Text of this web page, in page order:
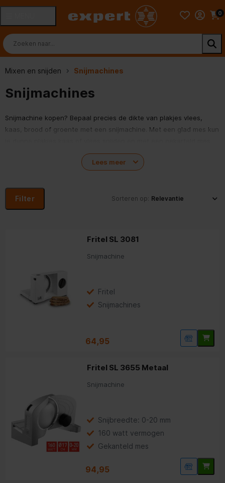
0
Mixen en snijden Snijmachines
Snijmachines
Snijmachine kopen? Bepaal precies de dikte van plakjes vlees,
kaas, brood of groente met een snijmachine. Met een glad mes kun
groente en brood. De snijdikte is makkelijk in te stellen. Bestel een
snijmachine bij Expert.nl of laat je adviseren bij één van onze
Lees meer
Filter Sorteren op:
Fritel SL 3081
Snijmachine
Fritel
Snijmachines
64,95
Fritel SL 3655 Metaal
Snijmachine
Snijbreedte: 0-20 mm
160 watt vermogen
Gekanteld mes
94,95